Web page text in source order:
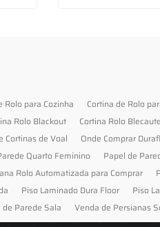
Rolo para Cozinha Cortina de Rolo
Rolo Blackout Cortina Rolo
Cortinas de Voal Onde Comprar
Quarto Feminino Papel de
Rolo Automatizada para Comprar
Piso Laminado Dura Floor Piso
Parede Sala Venda de Persianas